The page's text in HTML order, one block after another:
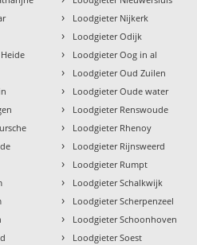
› Loodgieter Nijkerk
› Loodgieter Odijk
› Loodgieter Oog in al
› Loodgieter Oud Zuilen
› Loodgieter Oude water
› Loodgieter Renswoude
› Loodgieter Rhenoy
› Loodgieter Rijnsweerd
› Loodgieter Rumpt
› Loodgieter Schalkwijk
› Loodgieter Scherpenzeel
› Loodgieter Schoonhoven
› Loodgieter Soest